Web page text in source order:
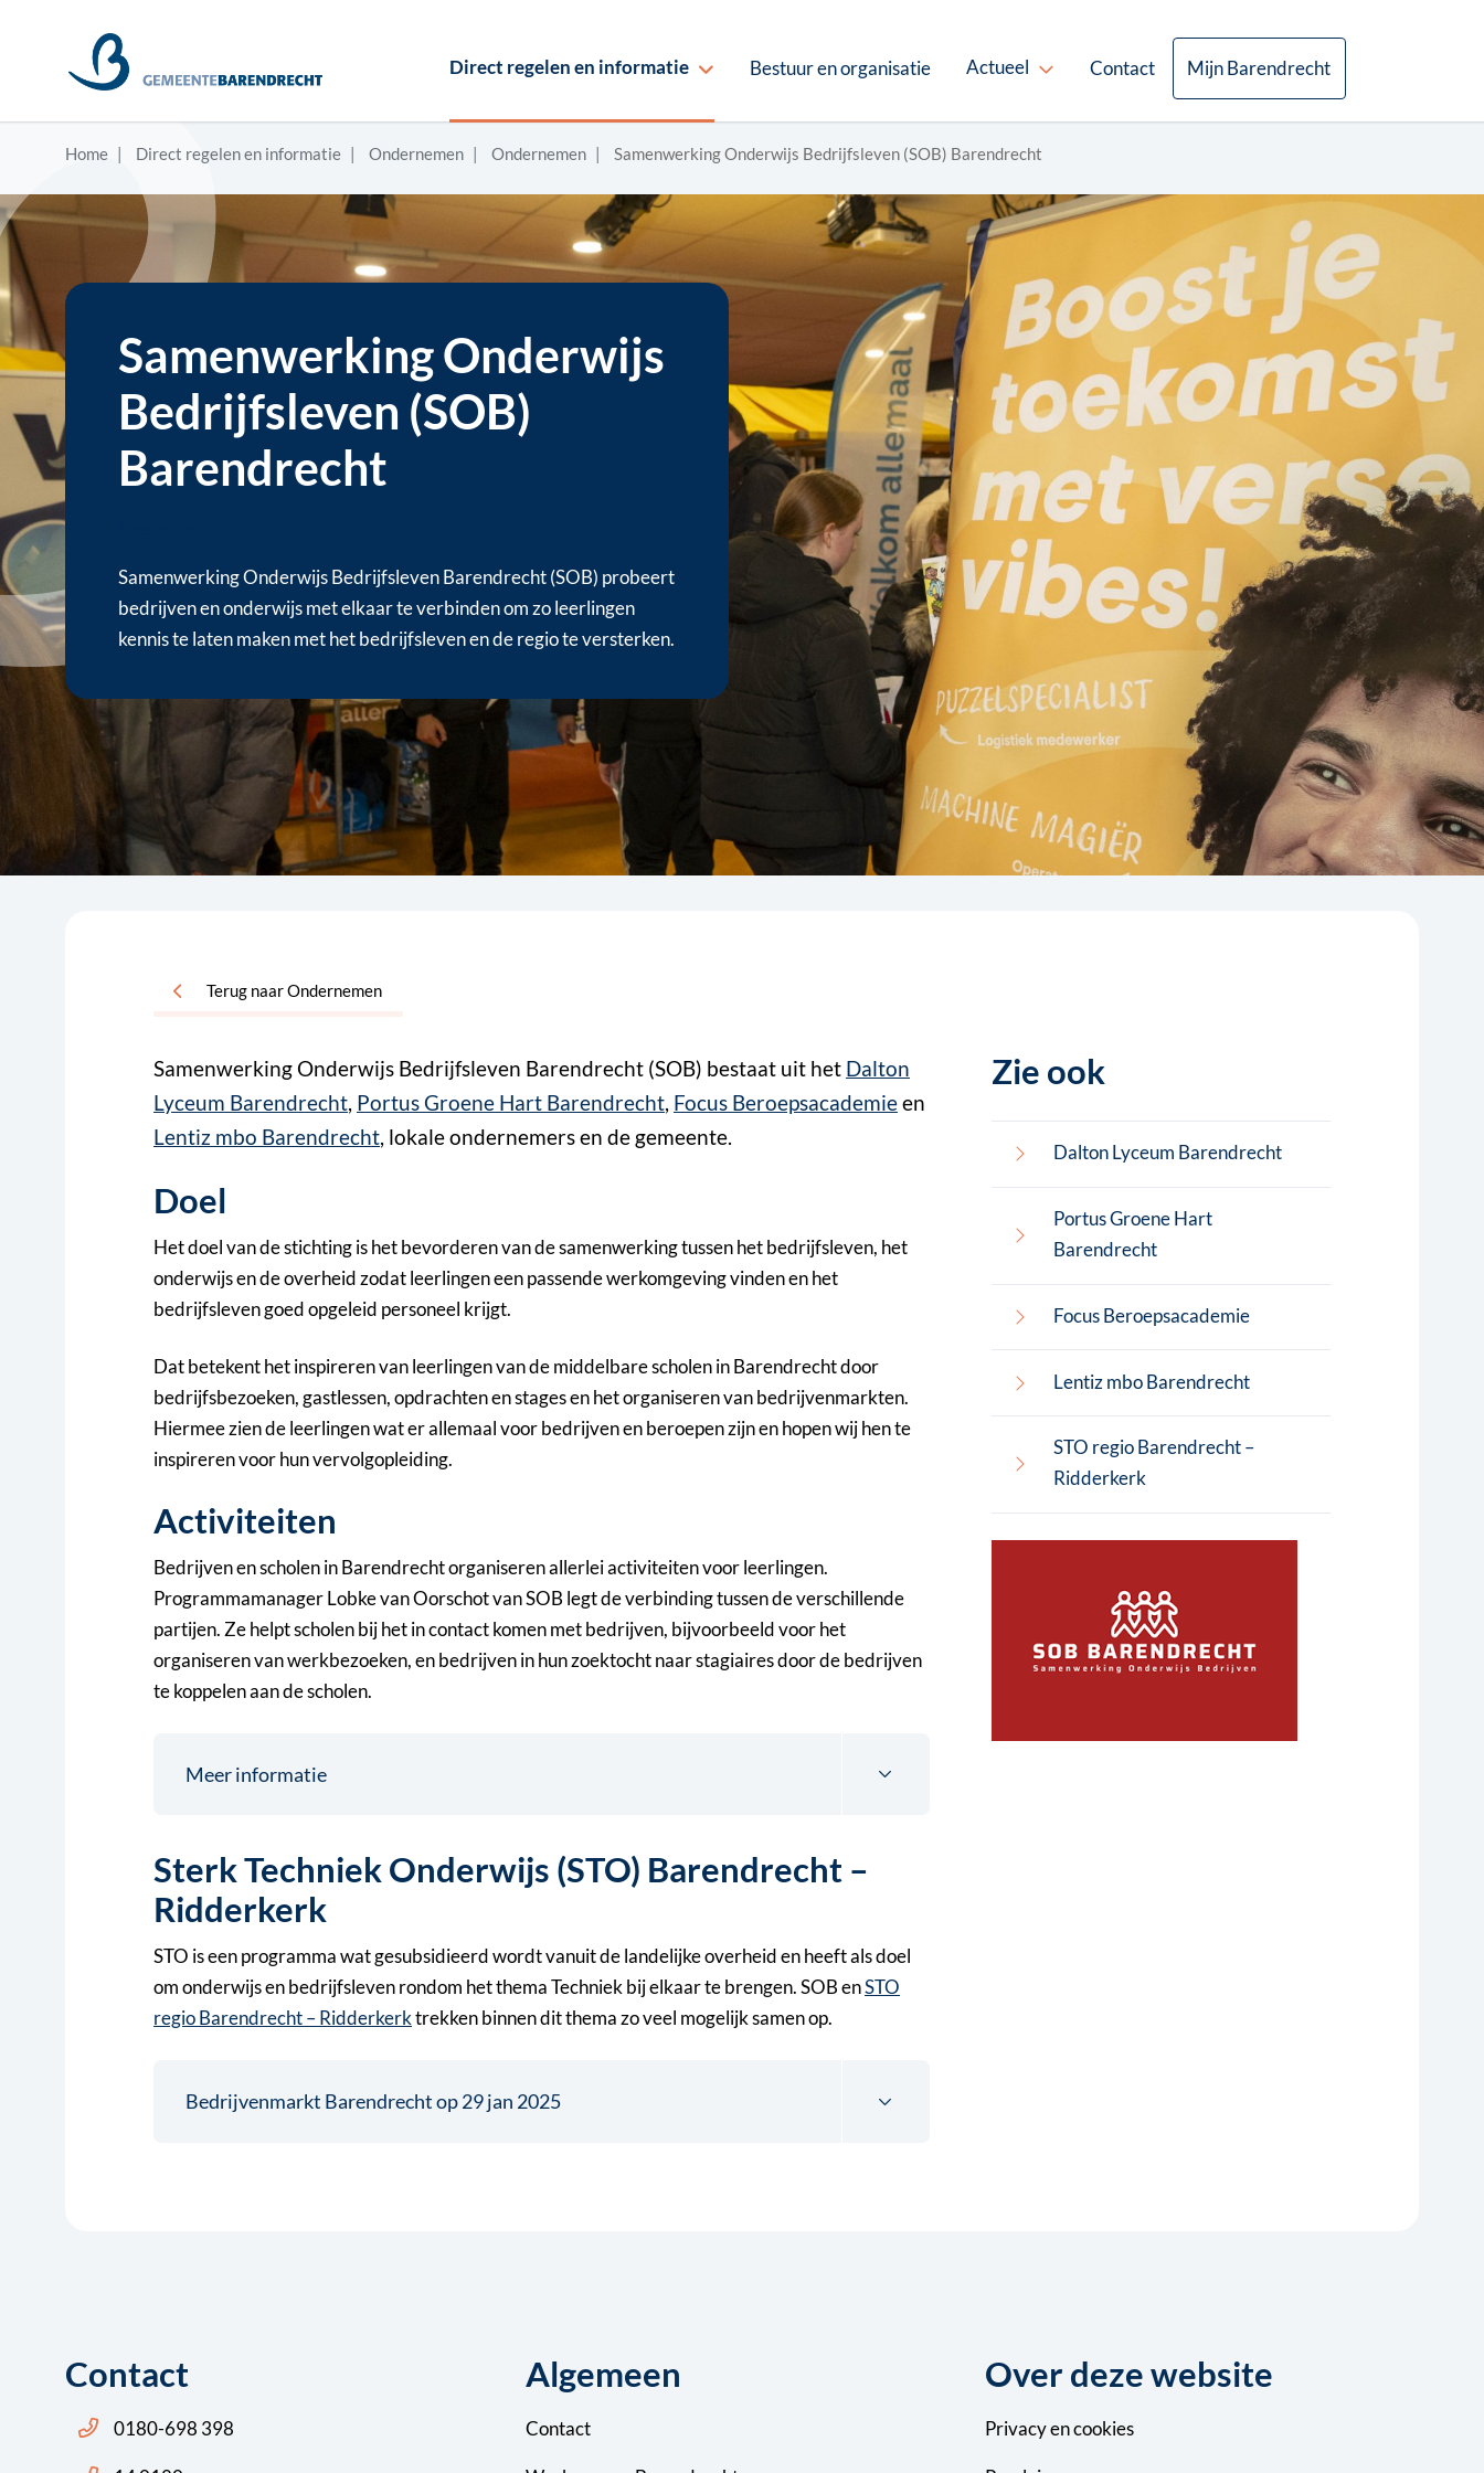
Direct regelen en informatie Bestuur en organisatie Actueel Contact Mijn Barendrecht
Home Direct regelen en informatie Ondernemen Ondernemen Samenwerking Onderwijs Bedrijfsleven (SOB) Barendrecht
Samenwerking Onderwijs
Bedrijfsleven (SOB)
Barendrecht
Samenwerking Onderwijs Bedrijfsleven Barendrecht (SOB) probeert
bedrijven en onderwijs met elkaar te verbinden om zo leerlingen
kennis te laten maken met het bedrijfsleven en de regio te versterken.
Terug naar Ondernemen
Samenwerking Onderwijs Bedrijfsleven Barendrecht (SOB) bestaat uit het Dalton
Lyceum Barendrecht, Portus Groene Hart Barendrecht, Focus Beroepsacademieen
Lentiz mbo Barendrecht, lokale ondernemers en de gemeente.
Doel
Het doel van de stichting is het bevorderen van de samenwerking tussen het bedrijfsleven, het
onderwijs en de overheid zodat leerlingen een passende werkomgeving vinden en het
bedrijfsleven goed opgeleid personeel krijgt.
Dat betekent het inspireren van leerlingen van de middelbare scholen in Barendrecht door
bedrijfsbezoeken, gastlessen, opdrachten en stages en het organiseren van bedrijvenmarkten.
Hiermee zien de leerlingen wat er allemaal voor bedrijven en beroepen zijn en hopen wij hen te
inspireren voor hun vervolgopleiding.
Activiteiten
Bedrijven en scholen in Barendrecht organiseren allerlei activiteiten voor leerlingen.
Programmamanager Lobke van Oorschot van SOB legt de verbinding tussen de verschillende
partijen. Ze helpt scholen bij het in contact komen met bedrijven, bijvoorbeeld voor het
organiseren van werkbezoeken, en bedrijven in hun zoektocht naar stagiaires door de bedrijven
te koppelen aan de scholen.
Meer informatie
Sterk Techniek Onderwijs (STO) Barendrecht –
Ridderkerk
STO is een programma wat gesubsidieerd wordt vanuit de landelijke overheid en heeft als doel
om onderwijs en bedrijfsleven rondom het thema Techniek bij elkaar te brengen. SOB enSTO
regio Barendrecht – Ridderkerktrekken binnen dit thema zo veel mogelijk samen op.
Bedrijvenmarkt Barendrecht op 29 jan 2025
Zie ook
Dalton Lyceum Barendrecht
Portus Groene Hart
Barendrecht
Focus Beroepsacademie
Lentiz mbo Barendrecht
STO regio Barendrecht –
Ridderkerk
Contact
Bel ons: 14 0180
0180-698 398
Algemeen
Contact
Over deze website
Privacyencookies